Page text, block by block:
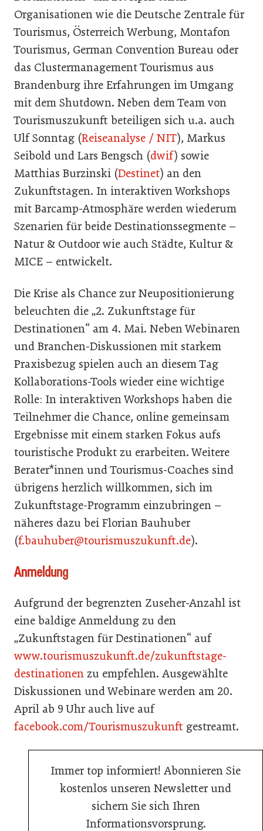
Organisationen wie die Deutsche Zentrale für
Tourismus, Österreich Werbung, Montafon
Tourismus, German Convention Bureau oder
das Clustermanagement Tourismus aus
Brandenburg ihre Erfahrungen im Umgang
mit dem Shutdown. Neben dem Team von
Tourismuszukunft beteiligen sich u.a. auch
Ulf Sonntag (Reiseanalyse / NIT), Markus
Seibold und Lars Bengsch (dwif) sowie
Matthias Burzinski (Destinet) an den
Zukunftstagen. In interaktiven Workshops
mit Barcamp-Atmosphäre werden wiederum
Szenarien für beide Destinationssegmente –
Natur & Outdoor wie auch Städte, Kultur &
MICE – entwickelt.
Die Krise als Chance zur Neupositionierung
beleuchten die „2. Zukunftstage für
Destinationen“ am 4. Mai. Neben Webinaren
und Branchen-Diskussionen mit starkem
Praxisbezug spielen auch an diesem Tag
Kollaborations-Tools wieder eine wichtige
Rolle: In interaktiven Workshops haben die
Teilnehmer die Chance, online gemeinsam
Ergebnisse mit einem starken Fokus aufs
touristische Produkt zu erarbeiten. Weitere
Berater*innen und Tourismus-Coaches sind
übrigens herzlich willkommen, sich im
Zukunftstage-Programm einzubringen –
näheres dazu bei Florian Bauhuber
(f.bauhuber@tourismuszukunft.de).
Anmeldung
Aufgrund der begrenzten Zuseher-Anzahl ist
eine baldige Anmeldung zu den
„Zukunftstagen für Destinationen“ auf
www.tourismuszukunft.de/zukunftstage-
destinationen zu empfehlen. Ausgewählte
Diskussionen und Webinare werden am 20.
April ab 9 Uhr auch live auf
facebook.com/Tourismuszukunft gestreamt.
Immer top informiert! Abonnieren Sie
kostenlos unseren Newsletter und
sichern Sie sich Ihren
Informationsvorsprung.